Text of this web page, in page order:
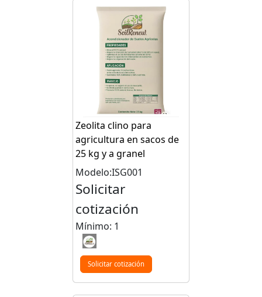
Zeolita clino para
agricultura en sacos de
25 kg y a granel
Modelo:ISG001
Solicitar
cotización
Mínimo: 1
Solicitar cotización